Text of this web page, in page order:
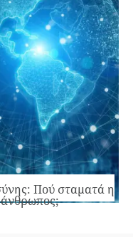
Πού σταματά η
άνθρωπος;